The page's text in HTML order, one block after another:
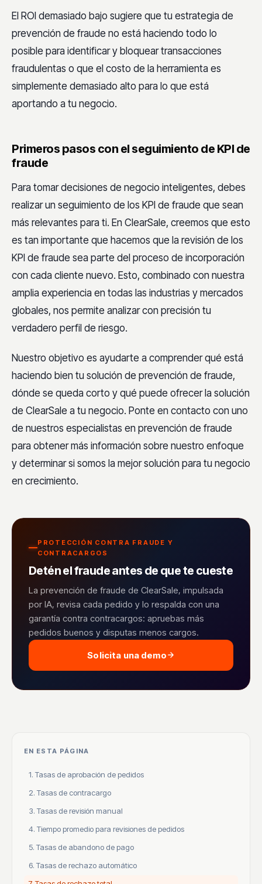
El ROI demasiado bajo sugiere que tu estrategia de
prevención de fraude no está haciendo todo lo
posible para identificar y bloquear transacciones
fraudulentas o que el costo de la herramienta es
simplemente demasiado alto para lo que está
aportando a tu negocio.
Primeros pasos con el seguimiento de KPI de
fraude
Para tomar decisiones de negocio inteligentes, debes
realizar un seguimiento de los KPI de fraude que sean
más relevantes para ti. En ClearSale, creemos que esto
es tan importante que hacemos que la revisión de los
KPI de fraude sea parte del proceso de incorporación
con cada cliente nuevo. Esto, combinado con nuestra
amplia experiencia en todas las industrias y mercados
globales, nos permite analizar con precisión tu
verdadero perfil de riesgo.
Nuestro objetivo es ayudarte a comprender qué está
haciendo bien tu solución de prevención de fraude,
dónde se queda corto y qué puede ofrecer la solución
de ClearSale a tu negocio. Ponte en contacto con uno
de nuestros especialistas en prevención de fraude
para obtener más información sobre nuestro enfoque
y determinar si somos la mejor solución para tu negocio
en crecimiento.
PROTECCIÓN CONTRA FRAUDE Y
CONTRACARGOS
Detén el fraude antes de que te cueste
La prevención de fraude de ClearSale, impulsada
por IA, revisa cada pedido y lo respalda con una
garantía contra contracargos: apruebas más
pedidos buenos y disputas menos cargos.
Solicita una demo
EN ESTA PÁGINA
1. Tasas de aprobación de pedidos
2. Tasas de contracargo
3. Tasas de revisión manual
4. Tiempo promedio para revisiones de pedidos
5. Tasas de abandono de pago
6. Tasas de rechazo automático